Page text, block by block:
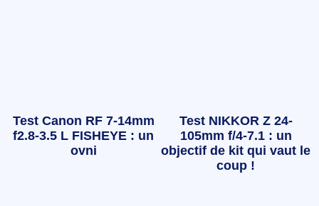
Test Canon RF 7-14mm
f2.8-3.5 L FISHEYE : un
ovni
Test NIKKOR Z 24-
105mm f/4-7.1 : un
objectif de kit qui vaut le
coup !